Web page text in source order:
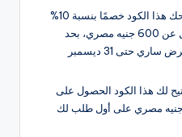
يمنحك هذا الكود خصمًا بنسبة 10%
على مشترياتك بقيمة لا تقل عن 600 جنيه مصري، بحد
أقصى 100 جنيه مصري. العرض ساري حتى 31 ديسمبر
لك هذا الكود الحصول على
خصم 15% بحد أقصى 150 جنيه مصري على أول طلب لك